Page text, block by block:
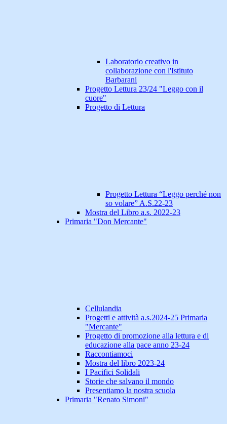
Laboratorio creativo in
collaborazione con l'Istituto
Barbarani
Progetto Lettura 23/24 "Leggo con il
cuore"
Progetto di Lettura
Progetto Lettura “Leggo perché non
so volare” A.S.22-23
Mostra del Libro a.s. 2022-23
Primaria "Don Mercante"
Cellulandia
Progetti e attività a.s.2024-25 Primaria
"Mercante"
Progetto di promozione alla lettura e di
educazione alla pace anno 23-24
Raccontiamoci
Mostra del libro 2023-24
I Pacifici Solidali
Storie che salvano il mondo
Presentiamo la nostra scuola
Primaria "Renato Simoni"